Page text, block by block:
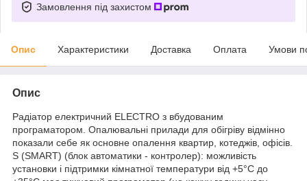
Замовлення під захистом
Опис Характеристики Доставка Оплата Умови
Опис
Радіатор електричний ELECTRO з вбудованим
програматором. Опалювальні прилади для обігріву відмінно
показали себе як основне опалення квартир, котеджів, офісів.
S (SMART) (блок автоматики - контролер): можливість
установки і підтримки кімнатної температури від +5°C до